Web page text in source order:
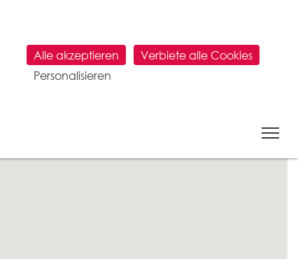
Alle akzeptieren
Verbiete alle Cookies
Personalisieren